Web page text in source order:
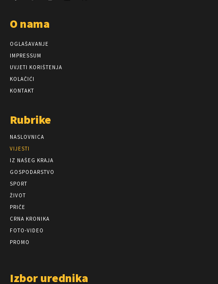
O nama
OGLAŠAVANJE
IMPRESSUM
UVJETI KORIŠTENJA
KOLAČIĆI
KONTAKT
Rubrike
NASLOVNICA
VIJESTI
IZ NAŠEG KRAJA
GOSPODARSTVO
SPORT
ŽIVOT
PRIČE
CRNA KRONIKA
FOTO-VIDEO
PROMO
Izbor urednika